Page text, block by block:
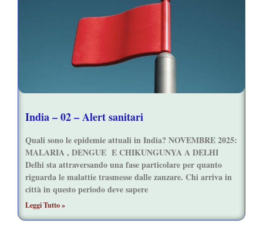
India – 02 – Alert sanitari
Quali sono le epidemie attuali in India? NOVEMBRE 2025:
MALARIA , DENGUE E CHIKUNGUNYA A DELHI
Delhi sta attraversando una fase particolare per quanto
riguarda le malattie trasmesse dalle zanzare. Chi arriva in
città in questo periodo deve sapere
Leggi Tutto »